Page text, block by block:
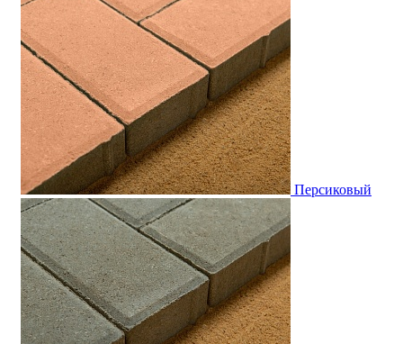
Персиковый